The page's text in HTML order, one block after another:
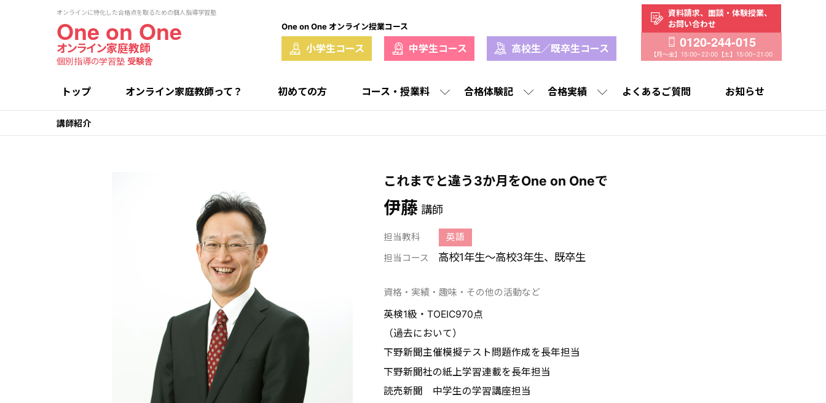
オンラインに特化した合格点を取るための個人指導学習塾
One on One
オンライン家庭教師
個別指導の学習塾 受験舎
トップ オンライン家庭教師って？ 初めての方 コース・授業料
小学生コース 中学生コース
授業料
高校生／既卒生コース
合格実績
合格体験記
高校合格体験記 大学合格インタビュー
合格実績
高校合格実績 大学合格実績
よくあるご質問 お知らせ
資料請求、 面談・体験授業、
お問い合わせ
0120-244-015
【月～金】15:00~22:00 【土】15:00~21:00
One on One オンライン授業コース
小学生コース 中学生コース 高校生／既卒生コース
講師紹介
これまでと違う3か月をOne on Oneで
伊藤 講師
担当教科
英語
担当コース
高校1年生〜高校3年生、既卒生
資格・実績・趣味・その他の活動など
英検1級・TOEIC970点
（過去において）
下野新聞主催模擬テスト問題作成を長年担当
下野新聞社の紙上学習連載を長年担当
読売新聞 中学生の学習講座担当